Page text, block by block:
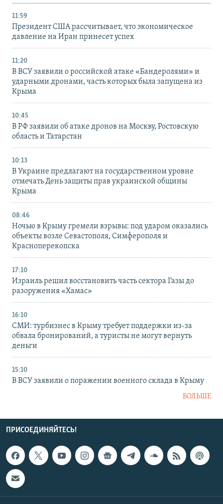
11:59
Президент США рассчитывает, что экономическое
давление на Иран принесет успех
11:20
В ВСУ заявили о российской атаке «Бандеролями» и
ударными дронами, часть которых была запущена из
Крыма
10:45
В РФ заявили об атаке дронов на Москву, Ростовскую
область и Татарстан
10:13
В Украине предлагают на государственном уровне
отмечать День защиты прав украинской общины
Крыма
08:46
Ночью в Крыму гремели взрывы: под ударом оказались
объекты возле Севастополя, Симферополя и
Красноперекопска
17:10
Израиль решил восстановить часть сектора Газы до
разоружения «Хамас»
16:10
СМИ: турбизнес в Крыму требует поддержки из-за
обвала бронирований, а туристы не могут вернуть
деньги
15:10
В ВСУ заявили о поражении военного склада в Крыму
БОЛЬШЕ
ПРИСОЕДИНЯЙТЕСЬ!